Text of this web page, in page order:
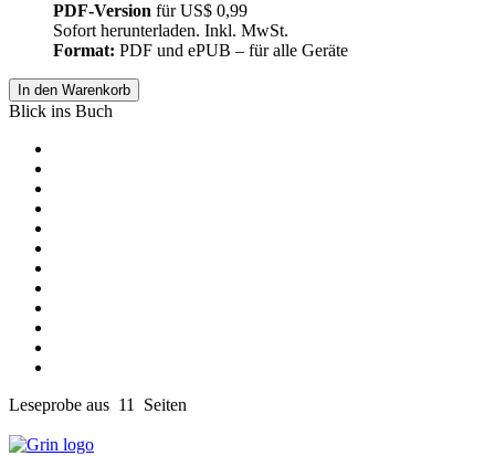
PDF-Version fürUS$ 0,99
Sofort herunterladen. Inkl. MwSt.
Format: PDF und ePUB – für alle Geräte
In den Warenkorb
Blick ins Buch
Leseprobe aus 11 Seiten